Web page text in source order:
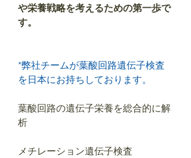
や栄養戦略を考えるための第一歩で
す。
*弊社チームが葉酸回路遺伝子検査
を日本にお持ちしております。
葉酸回路の遺伝子栄養を総合的に解
析
メチレーション遺伝子検査